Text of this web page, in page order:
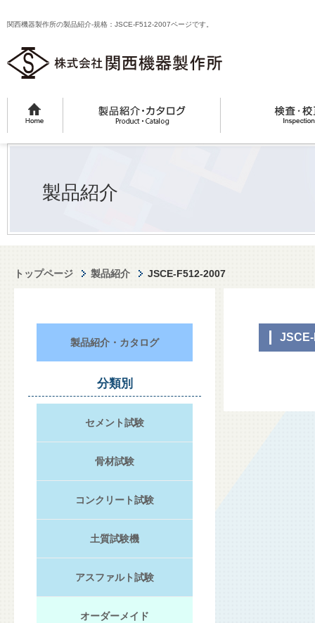
関西機器製作所の製品紹介-規格：JSCE-F512-2007ページです。
製品紹介
トップページ 製品紹介 JSCE-F512-2007
製品紹介・カタログ
分類別
セメント試験
骨材試験
コンクリート試験
土質試験機
アスファルト試験
オーダーメイド